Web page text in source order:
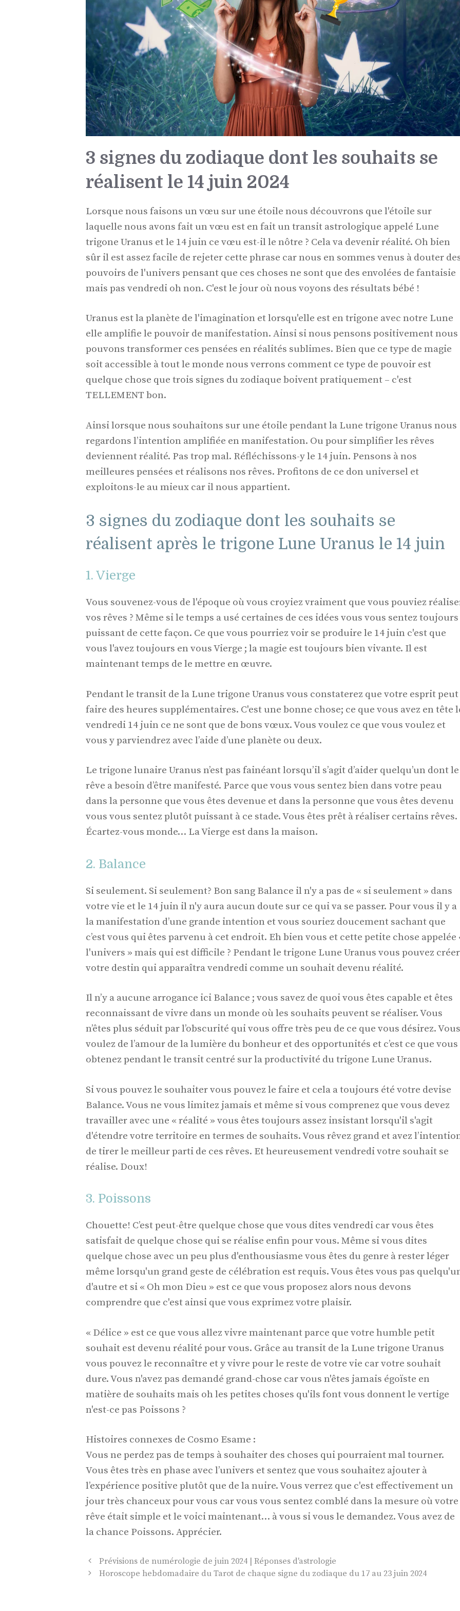
3 signes du zodiaque dont les souhaits se
réalisent le 14 juin 2024
Lorsque nous faisons un vœu sur une étoile nous découvrons que l'étoile sur
laquelle nous avons fait un vœu est en fait un transit astrologique appelé Lune
trigone Uranus et le 14 juin ce vœu est-il le nôtre ? Cela va devenir réalité. Oh bien
sûr il est assez facile de rejeter cette phrase car nous en sommes venus à douter
pouvoirs de l'univers pensant que ces choses ne sont que des envolées de fantaisie
mais pas vendredi oh non. C'est le jour où nous voyons des résultats bébé !
Uranus est la planète de l'imagination et lorsqu'elle est en trigone avec notre Lune
elle amplifie le pouvoir de manifestation. Ainsi si nous pensons positivement nous
pouvons transformer ces pensées en réalités sublimes. Bien que ce type de magie
soit accessible à tout le monde nous verrons comment ce type de pouvoir est
quelque chose que trois signes du zodiaque boivent pratiquement – ​​c'est
TELLEMENT bon.
Ainsi lorsque nous souhaitons sur une étoile pendant la Lune trigone Uranus nous
regardons l’intention amplifiée en manifestation. Ou pour simplifier les rêves
deviennent réalité. Pas trop mal. Réfléchissons-y le 14 juin. Pensons à nos
meilleures pensées et réalisons nos rêves. Profitons de ce don universel et
exploitons-le au mieux car il nous appartient.
3 signes du zodiaque dont les souhaits se
réalisent après le trigone Lune Uranus le 14 juin
1. Vierge
Vous souvenez-vous de l'époque où vous croyiez vraiment que vous pouviez
vos rêves ? Même si le temps a usé certaines de ces idées vous vous sentez toujours
puissant de cette façon. Ce que vous pourriez voir se produire le 14 juin c'est que
vous l'avez toujours en vous Vierge ; la magie est toujours bien vivante. Il est
maintenant temps de le mettre en œuvre.
Pendant le transit de la Lune trigone Uranus vous constaterez que votre esprit peut
faire des heures supplémentaires. C'est une bonne chose; ce que vous avez en tête
vendredi 14 juin ce ne sont que de bons vœux. Vous voulez ce que vous voulez et
vous y parviendrez avec l’aide d’une planète ou deux.
Le trigone lunaire Uranus n’est pas fainéant lorsqu’il s’agit d’aider quelqu’un dont le
rêve a besoin d’être manifesté. Parce que vous vous sentez bien dans votre peau
dans la personne que vous êtes devenue et dans la personne que vous êtes devenu
vous vous sentez plutôt puissant à ce stade. Vous êtes prêt à réaliser certains rêves.
Écartez-vous monde… La Vierge est dans la maison.
2. Balance
Si seulement. Si seulement? Bon sang Balance il n'y a pas de « si seulement » dans
votre vie et le 14 juin il n'y aura aucun doute sur ce qui va se passer. Pour vous il y a
la manifestation d’une grande intention et vous souriez doucement sachant que
c’est vous qui êtes parvenu à cet endroit. Eh bien vous et cette petite chose appelée
l'univers » mais qui est difficile ? Pendant le trigone Lune Uranus vous pouvez créer
votre destin qui apparaîtra vendredi comme un souhait devenu réalité.
Il n’y a aucune arrogance ici Balance ; vous savez de quoi vous êtes capable et êtes
reconnaissant de vivre dans un monde où les souhaits peuvent se réaliser. Vous
n’êtes plus séduit par l’obscurité qui vous offre très peu de ce que vous désirez. Vous
voulez de l’amour de la lumière du bonheur et des opportunités et c’est ce que vous
obtenez pendant le transit centré sur la productivité du trigone Lune Uranus.
Si vous pouvez le souhaiter vous pouvez le faire et cela a toujours été votre devise
Balance. Vous ne vous limitez jamais et même si vous comprenez que vous devez
travailler avec une « réalité » vous êtes toujours assez insistant lorsqu'il s'agit
d'étendre votre territoire en termes de souhaits. Vous rêvez grand et avez
de tirer le meilleur parti de ces rêves. Et heureusement vendredi votre souhait se
réalise. Doux!
3. Poissons
Chouette! C’est peut-être quelque chose que vous dites vendredi car vous êtes
satisfait de quelque chose qui se réalise enfin pour vous. Même si vous dites
quelque chose avec un peu plus d'enthousiasme vous êtes du genre à rester léger
même lorsqu'un grand geste de célébration est requis. Vous êtes vous pas
d'autre et si « Oh mon Dieu » est ce que vous proposez alors nous devons
comprendre que c'est ainsi que vous exprimez votre plaisir.
« Délice » est ce que vous allez vivre maintenant parce que votre humble petit
souhait est devenu réalité pour vous. Grâce au transit de la Lune trigone Uranus
vous pouvez le reconnaître et y vivre pour le reste de votre vie car votre souhait
dure. Vous n'avez pas demandé grand-chose car vous n'êtes jamais égoïste en
matière de souhaits mais oh les petites choses qu'ils font vous donnent le vertige
n'est-ce pas Poissons ?
Histoires connexes de Cosmo Esame :
Vous ne perdez pas de temps à souhaiter des choses qui pourraient mal tourner.
Vous êtes très en phase avec l’univers et sentez que vous souhaitez ajouter à
l’expérience positive plutôt que de la nuire. Vous verrez que c'est effectivement un
jour très chanceux pour vous car vous vous sentez comblé dans la mesure où votre
rêve était simple et le voici maintenant… à vous si vous le demandez. Vous avez de
la chance Poissons. Apprécier.
Navigation
des
Prévisions de numérologie de juin 2024 | Réponses d'astrologie
Horoscope hebdomadaire du Tarot de chaque signe du zodiaque du 17 au 23 juin 2024